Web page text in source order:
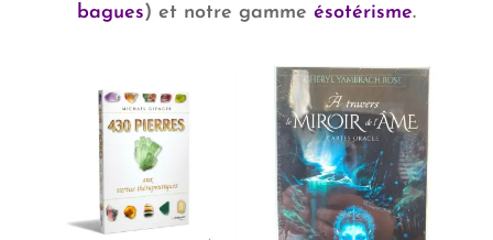
bagues) et notre gamme ésotérisme.